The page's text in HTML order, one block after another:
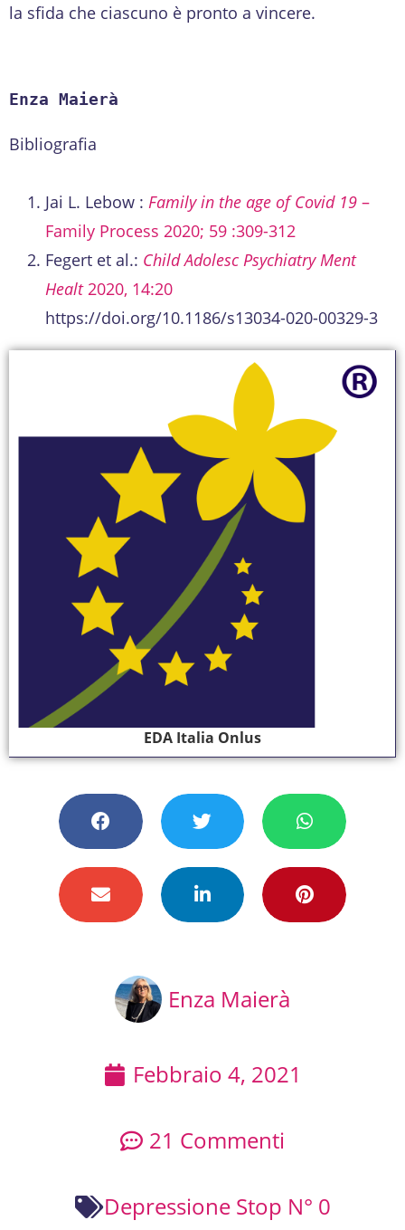
la sfida che ciascuno è pronto a vincere.
Enza Maierà
Bibliografia
Jai L. Lebow : Family in the age of Covid 19 –
Family Process 2020; 59 :309-312
Fegert et al.: Child Adolesc Psychiatry Ment
Healt2020, 14:20
https://doi.org/10.1186/s13034-020-00329-3
EDA Italia Onlus
Enza Maierà
Febbraio 4, 2021
21 Commenti
Depressione Stop N° 0